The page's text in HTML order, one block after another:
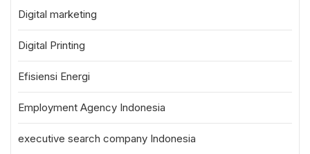
Digital marketing
Digital Printing
Efisiensi Energi
Employment Agency Indonesia
executive search company Indonesia